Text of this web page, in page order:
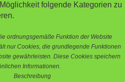
folgende Kategorien zu
ordnungsgemäße Funktion der Website
nur Cookies, die grundlegende Funktionen
gewährleisten. Diese Cookies speichern
Informationen.
Beschreibung